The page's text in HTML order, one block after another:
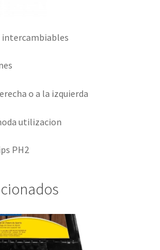
o a la izquierda
utilizacion
PH2